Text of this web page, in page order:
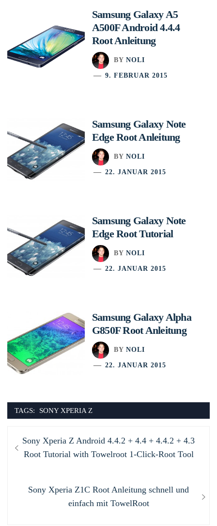
Samsung Galaxy A5
A500F Android 4.4.4
Root Anleitung
BY NOLI
9. FEBRUAR 2015
Samsung Galaxy Note
Edge Root Anleitung
BY NOLI
22. JANUAR 2015
Samsung Galaxy Note
Edge Root Tutorial
BY NOLI
22. JANUAR 2015
Samsung Galaxy Alpha
G850F Root Anleitung
BY NOLI
22. JANUAR 2015
TAGS: SONY XPERIA Z
Beitragsnavigation
Previous
post:
Sony Xperia Z Android 4.4.2 + 4.4 + 4.4.2 + 4.3
Root Tutorial with Towelroot 1-Click-Root Tool
Next
Sony Xperia Z1C Root Anleitung schnell und
einfach mit TowelRoot